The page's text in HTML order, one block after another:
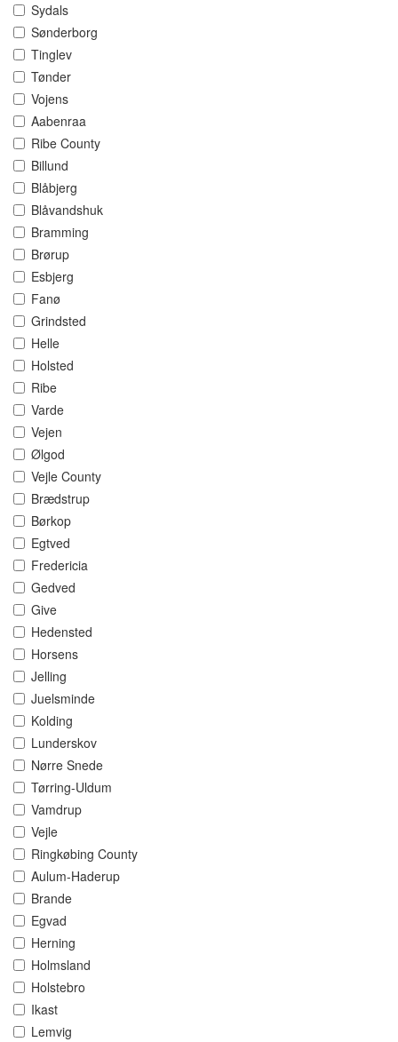
Sydals
Sønderborg
Tinglev
Tønder
Vojens
Aabenraa
Ribe County
Billund
Blåbjerg
Blåvandshuk
Bramming
Brørup
Esbjerg
Fanø
Grindsted
Helle
Holsted
Ribe
Varde
Vejen
Ølgod
Vejle County
Brædstrup
Børkop
Egtved
Fredericia
Gedved
Give
Hedensted
Horsens
Jelling
Juelsminde
Kolding
Lunderskov
Nørre Snede
Tørring-Uldum
Vamdrup
Vejle
Ringkøbing County
Aulum-Haderup
Brande
Egvad
Herning
Holmsland
Holstebro
Ikast
Lemvig